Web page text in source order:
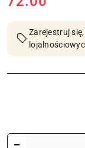
Zarejestruj